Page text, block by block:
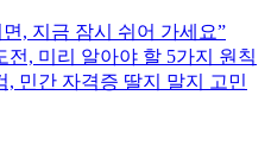
, 지금 잠시 쉬어 가세요”
전, 미리 알아야 할 5가지 원칙
, 민간 자격증 딸지 말지 고민